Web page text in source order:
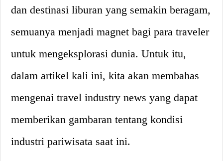
dan destinasi liburan yang semakin beragam,
semuanya menjadi magnet bagi para traveler
untuk mengeksplorasi dunia. Untuk itu,
dalam artikel kali ini, kita akan membahas
mengenai travel industry news yang dapat
memberikan gambaran tentang kondisi
industri pariwisata saat ini.